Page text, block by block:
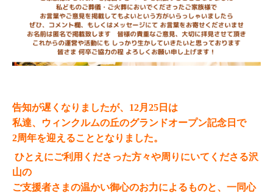
告知が遅くなりましたが、12月25日は
私達、ウィンクルムの丘のグランドオープン記念日で
2周年を迎えることとなり ました。
ひとえにご利用くださった方々や周りにいてくださる沢
山の
ご支援者さまの温かい御心のお力によるものと、一同心